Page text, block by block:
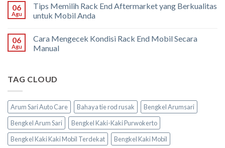
06
Agu
Tips Memilih Rack End Aftermarket yang Berkualitas
untuk Mobil Anda
06
Agu
Cara Mengecek Kondisi Rack End Mobil Secara
Manual
TAG CLOUD
Arum Sari Auto Care Bahaya tie rod rusak
Bengkel Arumsari
Bengkel Arum Sari
Bengkel Kaki-Kaki Purwokerto
Bengkel Kaki Kaki Mobil Terdekat
Bengkel Kaki Mobil